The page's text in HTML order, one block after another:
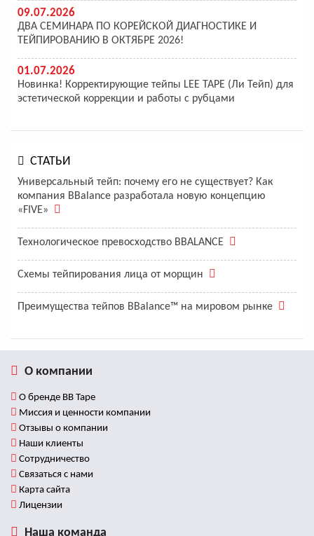
09.07.2026
ДВА СЕМИНАРА ПО КОРЕЙСКОЙ ДИАГНОСТИКЕ И
ТЕЙПИРОВАНИЮ В ОКТЯБРЕ 2026!
01.07.2026
Новинка! Корректирующие тейпы LEE TAPE (Ли Тейп) для
эстетической коррекции и работы с рубцами
СТАТЬИ
Универсальный тейп: почему его не существует? Как
компания BBalance разработала новую концепцию
«FIVE»
Технологическое превосходство BBALANCE
Схемы тейпирования лица от морщин
Преимущества тейпов BBalance™ на мировом рынке
О компании
О бренде BB Tape
Миссия и ценности компании
Отзывы о компании
Наши клиенты
Сотрудничество
Связаться с нами
Карта сайта
Лицензии
Наша команда